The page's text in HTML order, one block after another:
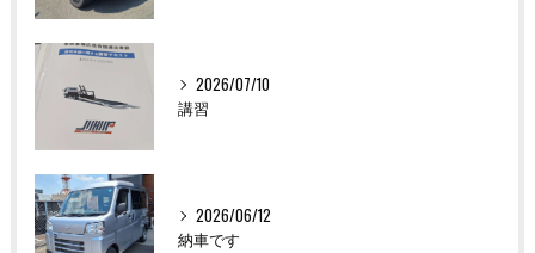
2026/07/10
講習
2026/06/12
納車です